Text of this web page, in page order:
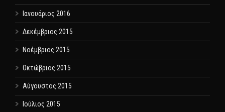
Ιανουάριος 2016
Δεκέμβριος 2015
Νοέμβριος 2015
Οκτώβριος 2015
Αύγουστος 2015
Ιούλιος 2015